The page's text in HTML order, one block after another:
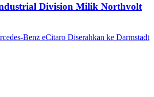
Division Milik Northvolt